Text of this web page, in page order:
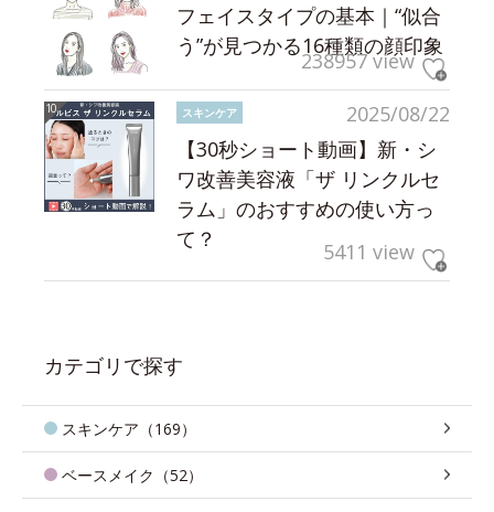
フェイスタイプの基本｜“似合
う”が見つかる16種類の顔印象
238957 view
2025/08/22
スキンケア
【30秒ショート動画】新・シ
ワ改善美容液「ザ リンクルセ
ラム」のおすすめの使い方っ
て？
5411 view
カテゴリで探す
スキンケア（169）
ベースメイク（52）